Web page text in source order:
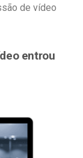
de vídeo
entrou